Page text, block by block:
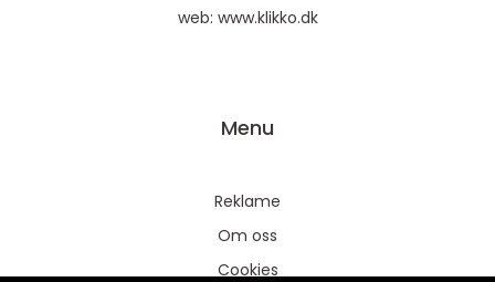
web: www.klikko.dk
Menu
Reklame
Om oss
Cookies